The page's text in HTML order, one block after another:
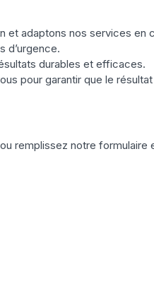
et adaptons nos services en
d’urgence.
durables et efficaces.
pour garantir que le
ou remplissez notre formulaire